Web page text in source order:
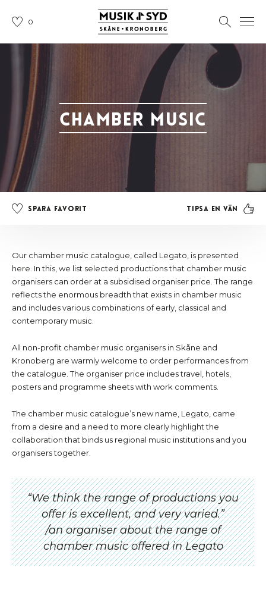
0
Chamber Music
Spara favorit Tipsa en vän
Our chamber music catalogue, called Legato, is presented
here. In this, we list selected productions that chamber music
organisers can order at a subsidised organiser price. The range
reflects the enormous breadth that exists in chamber music
and includes various combinations of early, classical and
contemporary music.
All non-profit chamber music organisers in Skåne and
Kronoberg are warmly welcome to order performances from
the catalogue. The organiser price includes travel, hotels,
posters and programme sheets with work comments.
The chamber music catalogue’s new name, Legato, came
from a desire and a need to more clearly highlight the
collaboration that binds us regional music institutions and you
organisers together.
“We think the range of productions you
offer is excellent, and very varied.”
/an organiser about the range of
chamber music offered in Legato